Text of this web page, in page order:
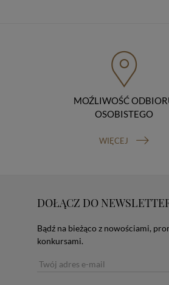
MOŹLIWOŚĆ
OSOBISTEGO
WIĘCEJ
DOŁĄCZ DO
Bądź na bieżąco z nowościami,
konkursami.